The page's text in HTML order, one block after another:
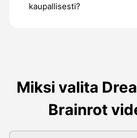
kaupallisesti?
Miksi valita
Brainrot